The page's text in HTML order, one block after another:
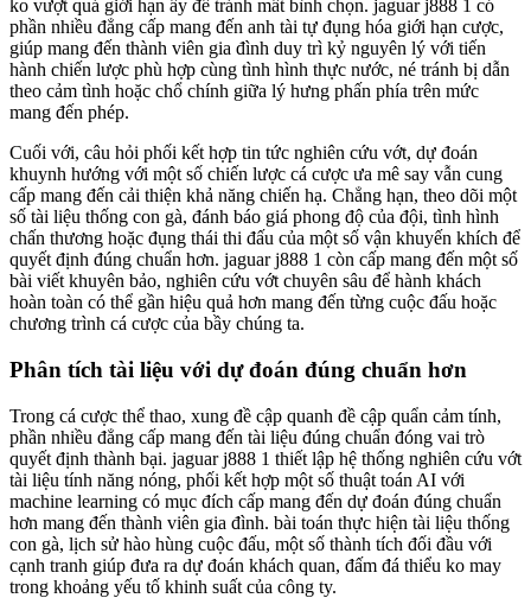
ko vượt quá giới hạn ấy để tránh mất bình chọn. jaguar j888 1 có
phần nhiều đẳng cấp mang đến anh tài tự đụng hóa giới hạn cược,
giúp mang đến thành viên gia đình duy trì kỷ nguyên lý với tiến
hành chiến lược phù hợp cùng tình hình thực nước, né tránh bị dẫn
theo cảm tình hoặc chổ chính giữa lý hưng phấn phía trên mức
mang đến phép.
Cuối với, câu hỏi phối kết hợp tin tức nghiên cứu vớt, dự đoán
khuynh hướng với một số chiến lược cá cược ưa mê say vẫn cung
cấp mang đến cải thiện khả năng chiến hạ. Chẳng hạn, theo dõi một
số tài liệu thống con gà, đánh báo giá phong độ của đội, tình hình
chấn thương hoặc đụng thái thi đấu của một số vận khuyến khích để
quyết định đúng chuẩn hơn. jaguar j888 1 còn cấp mang đến một số
bài viết khuyên bảo, nghiên cứu vớt chuyên sâu để hành khách
hoàn toàn có thể gần hiệu quả hơn mang đến từng cuộc đấu hoặc
chương trình cá cược của bầy chúng ta.
Phân tích tài liệu với dự đoán đúng chuẩn hơn
Trong cá cược thể thao, xung đề cập quanh đề cập quẩn cảm tính,
phần nhiều đẳng cấp mang đến tài liệu đúng chuẩn đóng vai trò
quyết định thành bại. jaguar j888 1 thiết lập hệ thống nghiên cứu vớt
tài liệu tính năng nóng, phối kết hợp một số thuật toán AI với
machine learning có mục đích cấp mang đến dự đoán đúng chuẩn
hơn mang đến thành viên gia đình. bài toán thực hiện tài liệu thống
con gà, lịch sử hào hùng cuộc đấu, một số thành tích đối đầu với
cạnh tranh giúp đưa ra dự đoán khách quan, đấm đá thiểu ko may
trong khoảng yếu tố khinh suất của công ty.